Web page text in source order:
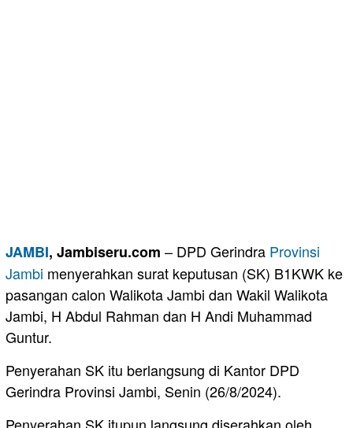
JAMBI, Jambiseru.com – DPD Gerindra Provinsi
Jambi menyerahkan surat keputusan (SK) B1KWK ke
pasangan calon Walikota Jambi dan Wakil Walikota
Jambi, H Abdul Rahman dan H Andi Muhammad
Guntur.
Penyerahan SK itu berlangsung di Kantor DPD
Gerindra Provinsi Jambi, Senin (26/8/2024).